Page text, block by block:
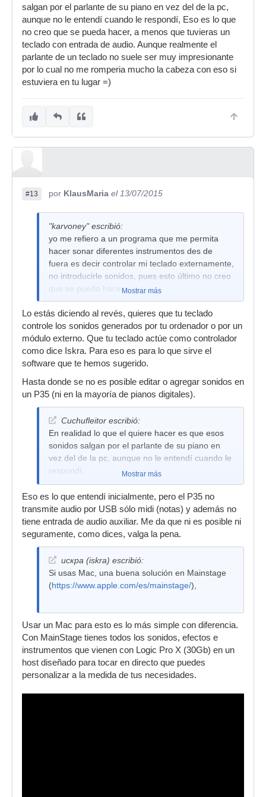
salgan por el parlante de su piano en vez del de la pc,
aunque no le entendí cuando le respondí, Eso es lo que
no creo que se pueda hacer, a menos que tuvieras un
teclado con entrada de audio. Aunque realmente el
parlante de un teclado no suele ser muy impresionante
por lo cual no me romperia mucho la cabeza con eso si
estuviera en tu lugar =)
#13 por KlausMaria el 13/07/2015
"karvoney" escribió:
yo me refiero a un programa que me permita
hacer sonar diferentes instrumentos des de
fuera es decir controlar mi teclado externamente,
no introducirle sonidos, pues esto último no creo
que se pueda hacer.Mostrar más
Lo estás diciendo al revés, quieres que tu teclado
controle los sonidos generados por tu ordenador o por un
módulo externo. Que tu teclado actúe como controlador
como dice Iskra. Para eso es para lo que sirve el
software que te hemos sugerido.
Hasta donde se no es posible editar o agregar sonidos en
un P35 (ni en la mayoría de pianos digitales).
Cuchufleitor escribió:
En realidad lo que el quiere hacer es que esos
sonidos salgan por el parlante de su piano en
vez del de la pc, aunque no le entendí cuando le
respondí,
Mostrar más
Eso es lo que entendí inicialmente, pero el P35 no
transmite audio por USB sólo midi (notas) y además no
tiene entrada de audio auxiliar. Me da que ni es posible ni
seguramente, como dices, valga la pena.
искра (iskra) escribió:
Si usas Mac, una buena solución en Mainstage
(https://www.apple.com/es/mainstage/),
Usar un Mac para esto es lo más simple con diferencia.
Con MainStage tienes todos los sonidos, efectos e
instrumentos que vienen con Logic Pro X (30Gb) en un
host diseñado para tocar en directo que puedes
personalizar a la medida de tus necesidades.